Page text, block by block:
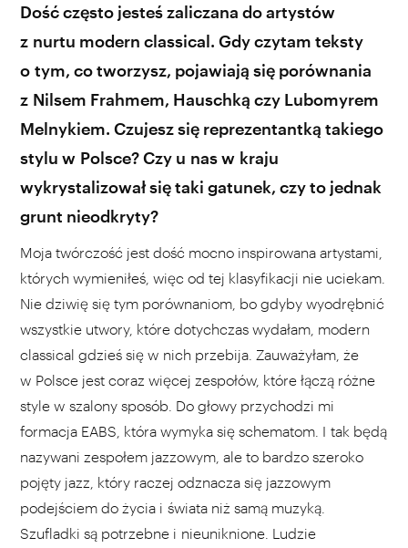
Dość często jesteś zaliczana do artystów
z nurtu modern classical. Gdy czytam teksty
o tym, co tworzysz, pojawiają się porównania
z Nilsem Frahmem, Hauschką czy Lubomyrem
Melnykiem. Czujesz się reprezentantką takiego
stylu w Polsce? Czy u nas w kraju
wykrystalizował się taki gatunek, czy to jednak
grunt nieodkryty?
Moja twórczość jest dość mocno inspirowana artystami,
których wymieniłeś, więc od tej klasyfikacji nie uciekam.
Nie dziwię się tym porównaniom, bo gdyby wyodrębnić
wszystkie utwory, które dotychczas wydałam, modern
classical gdzieś się w nich przebija. Zauważyłam, że
w Polsce jest coraz więcej zespołów, które łączą różne
style w szalony sposób. Do głowy przychodzi mi
formacja EABS, która wymyka się schematom. I tak będą
nazywani zespołem jazzowym, ale to bardzo szeroko
pojęty jazz, który raczej odznacza się jazzowym
podejściem do życia i świata niż samą muzyką.
Szufladki są potrzebne i nieuniknione. Ludzie